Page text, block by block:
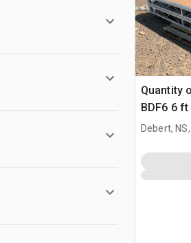
Quantity
BDF6 6
Boat
Debert,